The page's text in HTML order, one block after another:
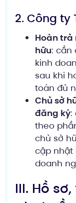
2. Công ty
Hoàn trả
hữu: cần
kinh
sau khi
toán đủ
Chủ sở
đăng ký:
theo
chủ sở
cập nhật
doanh
III. Hồ